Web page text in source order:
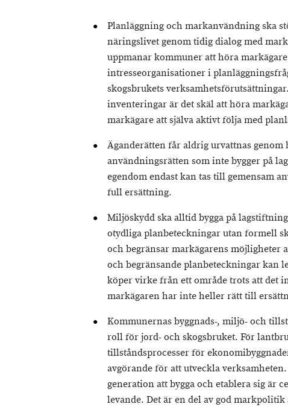
Planläggning och markanvändning ska
näringslivet genom tidig dialog med
uppmanar kommuner att höra
intresseorganisationer i
skogsbrukets
inventeringar är det skäl att höra
markägare att själva aktivt följa med
Äganderätten får aldrig urvattnas genom
användningsrätten som inte bygger på
egendom endast kan tas till gemensam
full ersättning.
Miljöskydd ska alltid bygga på
otydliga planbeteckningar utan formell
och begränsar markägarens möjligheter
och begränsande planbeteckningar kan
köper virke från ett område trots att det
markägaren har inte heller rätt till
Kommunernas byggnads-, miljö- och
roll för jord- och skogsbruket. För
tillståndsprocesser för
avgörande för att utveckla
generation att bygga och etablera sig är
levande. Det är en del av god